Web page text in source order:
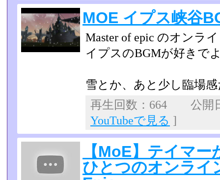
MOE イプス峡谷
Master of epic のオンラ
イプスのBGMが好きで
雪とか、あと少し臨場
再生回数：664 公
YouTubeで見る ]
【MoE】テイマ
ひとつのオンラ